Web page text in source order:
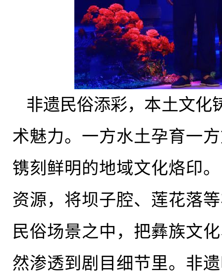
非遗民俗添彩，本土文化
术魅力。一方水土孕育一
镌刻鲜明的地域文化烙印
资源，将坝子腔、 莲花落等
民俗场景之中，把彝族文
然渗透到剧目细节里。非